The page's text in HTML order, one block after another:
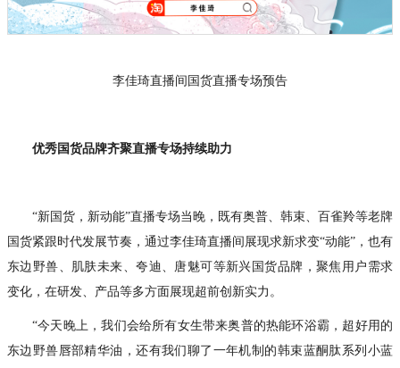
李佳琦直播间国货直播专场预告
优秀国货品牌齐聚直播专场持续助力
“新国货，新动能”直播专场当晚，既有奥普、韩束、百雀羚等老牌
国货紧跟时代发展节奏，通过李佳琦直播间展现求新求变“动能”，也有
东边野兽、肌肤未来、夸迪、唐魅可等新兴国货品牌，聚焦用户需求
变化，在研发、产品等多方面展现超前创新实力。
“今天晚上，我们会给所有女生带来奥普的热能环浴霸，超好用的
东边野兽唇部精华油，还有我们聊了一年机制的韩束蓝酮肽系列小蓝